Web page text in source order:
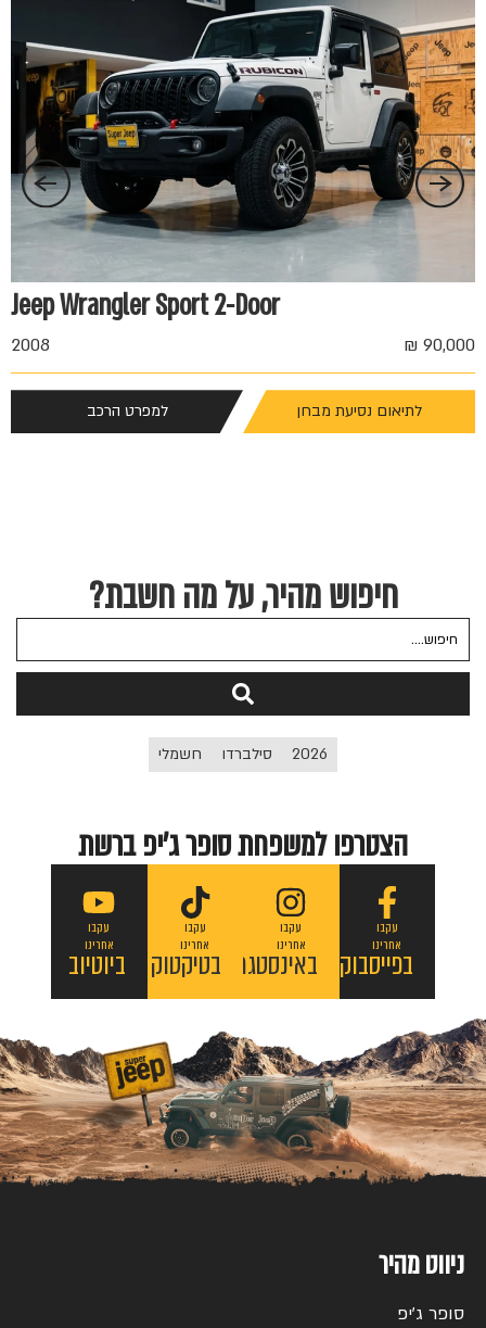
Jeep Wrangler Sport 2-Door
90,000 ₪
2008
לתיאום נסיעת מבחן למפרט הרכב
חיפוש מהיר, על מה חשבת?
2026 סילברדו חשמלי
הצטרפו למשפחת סופר ג'יפ ברשת
עקבו
אחרינו
בפייסבוק
עקבו
אחרינו
באינסטגרם
עקבו
אחרינו
ביוטיוב
עקבו
אחרינו
בטיקטוק
ניווט מהיר
סופר ג’יפ